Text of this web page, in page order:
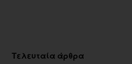
Τελευταία άρθρα